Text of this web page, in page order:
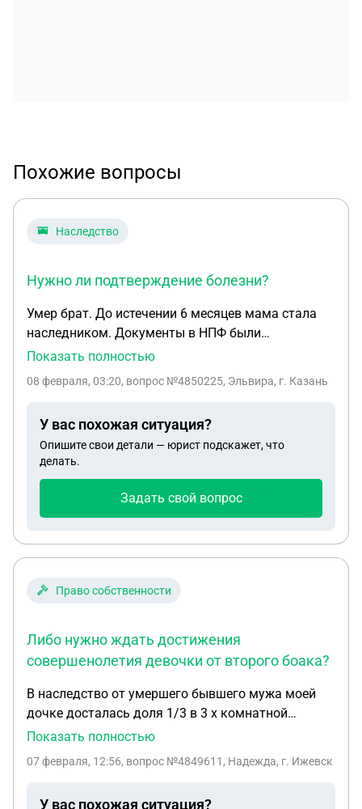
Похожие вопросы
Наследство
Нужно ли подтверждение болезни?
Умер брат. До истечении 6 месяцев мама стала
наследником. Документы в НПФ были
отправлены до 6 месяцев со дня смерти. Были
отправить документы не успели,нам дали на это 3
недели 2-3 для отправки переделанных
документов. Сейчас только через суд, через
нотариуса пробовали отправить запрос так как
болезни? Или эпикриз запросят? Его нет.
Показать полностью
08 февраля, 03:20, вопрос №4850225, Эльвира, г. Казань
У вас похожая ситуация?
Опишите свои детали — юрист подскажет, что
делать.
Задать свой вопрос
Право собственности
Либо нужно ждать достижения
совершенолетия девочки от второго боака?
В наследство от умершего бывшего мужа моей
дочке досталась доля 1/3 в 3 х комнатной
квартире, также по 1/3 у его настоящей жены и
доли моей дочкой, либо нужно официальное
Показать полностью
07 февраля, 12:56, вопрос №4849611, Надежда, г. Ижевск
У вас похожая ситуация?